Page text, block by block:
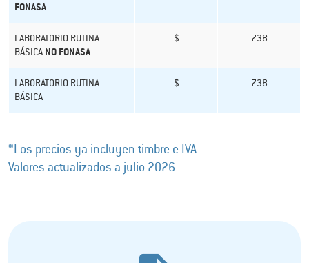
FONASA
LABORATORIO RUTINA
BÁSICA NO FONASA
$ 738
LABORATORIO RUTINA
BÁSICA
$ 738
*Los precios ya incluyen timbre e IVA.
Valores actualizados a julio 2026.